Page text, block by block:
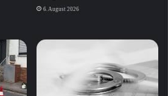
6. August 2026